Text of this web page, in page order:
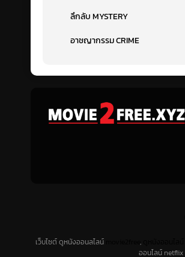
ลึกลับ MYSTERY
อาชญากรรม CRIME
เว็บไซต์ ดูหนังออนลไลน์ ,
ออนไลน์ netflix